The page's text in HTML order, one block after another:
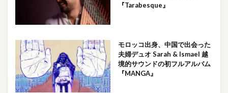
『Tarabesque』
モロッコ出身、中国で出会った
夫婦デュオ Sarah & Ismael 越
境的サウンドの初フルアルバム
『MANGA』